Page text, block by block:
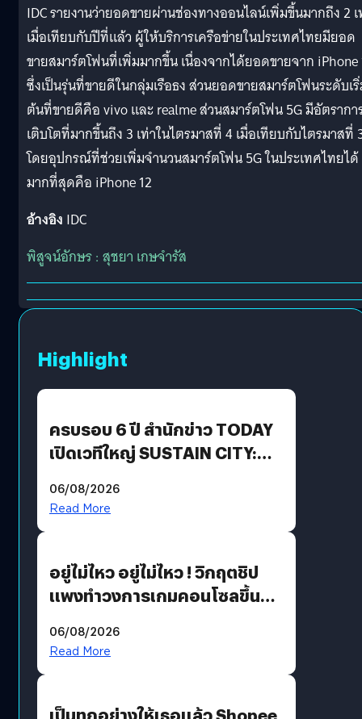
IDC รายงานว่ายอดขายผ่านช่องทางออนไลน์เพิ่มขึ้นมากถึง 2
เมื่อเทียบกับปีที่แล้ว ผู้ให้บริการเครือข่ายในประเทศไทยมียอด
ขายสมาร์ตโฟนที่เพิ่มมากขึ้น เนื่องจากได้ยอดขายจาก iPhone
ซึ่งเป็นรุ่นที่ขายดีในกลุ่มเรือธง ส่วนยอดขายสมาร์ตโฟนระดับเ
ต้นที่ขายดีคือ vivo และ realme ส่วนสมาร์ตโฟน 5G มีอัตรากา
เติบโตที่มากขึ้นถึง 3 เท่าในไตรมาสที่ 4 เมื่อเทียบกับไตรมาสที่
โดยอุปกรณ์ที่ช่วยเพิ่มจำนวนสมาร์ตโฟน 5G ในประเทศไทยได้
มากที่สุดคือ iPhone 12
อ้างอิง IDC
พิสูจน์อักษร : สุชยา เกษจำรัส
Highlight
ครบรอบ 6 ปี สำนักข่าว TODAY
เปิดเวทีใหญ่ SUSTAIN CITY:
แนวทางปรับตัวสู่เศรษฐกิจสี
06/08/2026
Read More
อยู่ไม่ไหว อยู่ไม่ไหว ! วิกฤตชิป
แพงทำวงการเกมคอนโซลขึ้น
?
06/08/2026
Read More